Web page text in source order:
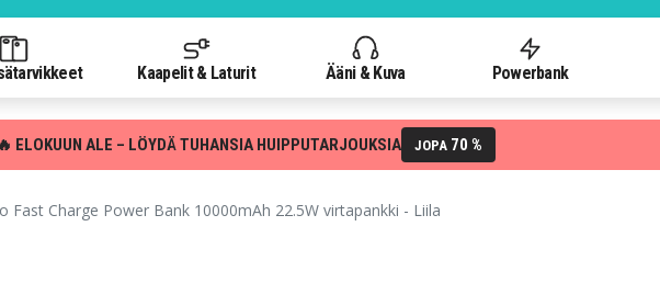
Kaapelit & Laturit Ääni & Kuva Powerbank
ELOKUUN ALE – LÖYDÄ TUHANSIA HUIPPUTARJOUKSIA JOPA 70 %
Fast Charge Power Bank 10000mAh 22.5W virtapankki - Liila